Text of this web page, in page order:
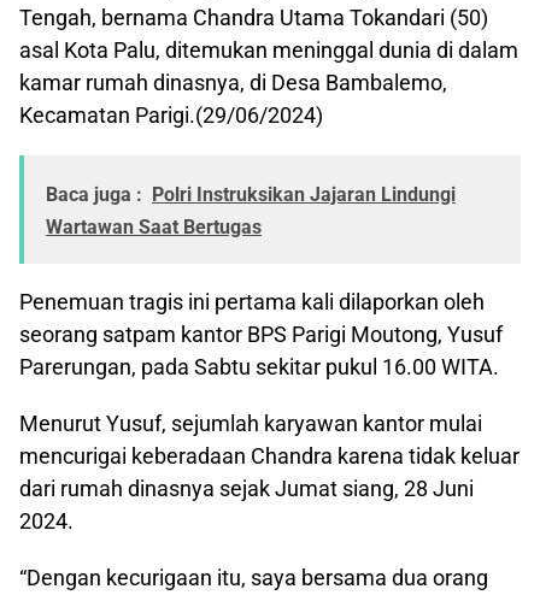
Tengah, bernama Chandra Utama Tokandari (50)
asal Kota Palu, ditemukan meninggal dunia di dalam
kamar rumah dinasnya, di Desa Bambalemo,
Kecamatan Parigi.(29/06/2024)
Baca juga : Polri Instruksikan Jajaran Lindungi
Wartawan Saat Bertugas
Penemuan tragis ini pertama kali dilaporkan oleh
seorang satpam kantor BPS Parigi Moutong, Yusuf
Parerungan, pada Sabtu sekitar pukul 16.00 WITA.
Menurut Yusuf, sejumlah karyawan kantor mulai
mencurigai keberadaan Chandra karena tidak keluar
dari rumah dinasnya sejak Jumat siang, 28 Juni
2024.
“Dengan kecurigaan itu, saya bersama dua orang